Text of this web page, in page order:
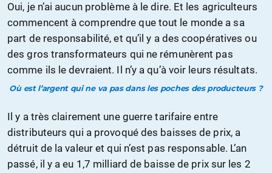
Oui, je n’ai aucun problème à le dire. Et les agriculteurs
commencent à comprendre que tout le monde a sa
part de responsabilité, et qu’il y a des coopératives ou
des gros transformateurs qui ne rémunèrent pas
comme ils le devraient. Il n’y a qu’à voir leurs résultats.
Où est l’argent qui ne va pas dans les poches des producteurs ?
Il y a très clairement une guerre tarifaire entre
distributeurs qui a provoqué des baisses de prix, a
détruit de la valeur et qui n’est pas responsable. L’an
passé, il y a eu 1,7 milliard de baisse de prix sur les 2